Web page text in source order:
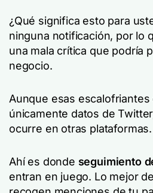
¿Qué significa esto para
ninguna notificación, por lo
una mala crítica que podría
negocio.
Aunque esas
únicamente datos de
ocurre en otras plataformas.
Ahí es donde seguimiento
entran en juego. Lo mejor